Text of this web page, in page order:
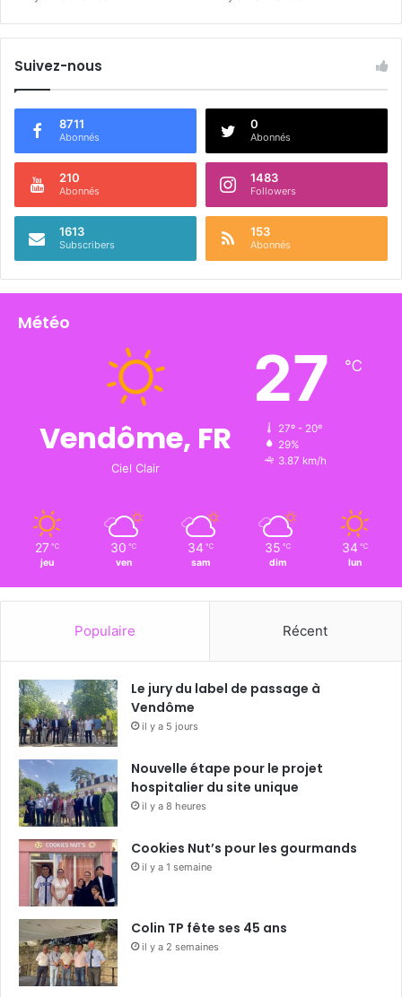
Suivez-nous
8711
Abonnés
0
Abonnés
210
Abonnés
1483
Followers
1613
Subscribers
153
Abonnés
Météo
Vendôme, FR
Ciel Clair
27 ℃
27º - 20º
29%
3.87 km/h
27 ℃
jeu
30 ℃
ven
34 ℃
sam
35 ℃
dim
34 ℃
lun
Populaire Récent
Le jury du label de passage à
Vendôme
il y a 5 jours
Nouvelle étape pour le projet
hospitalier du site unique
il y a 8 heures
Cookies Nut’s pour les gourmands
il y a 1 semaine
Colin TP fête ses 45 ans
il y a 2 semaines